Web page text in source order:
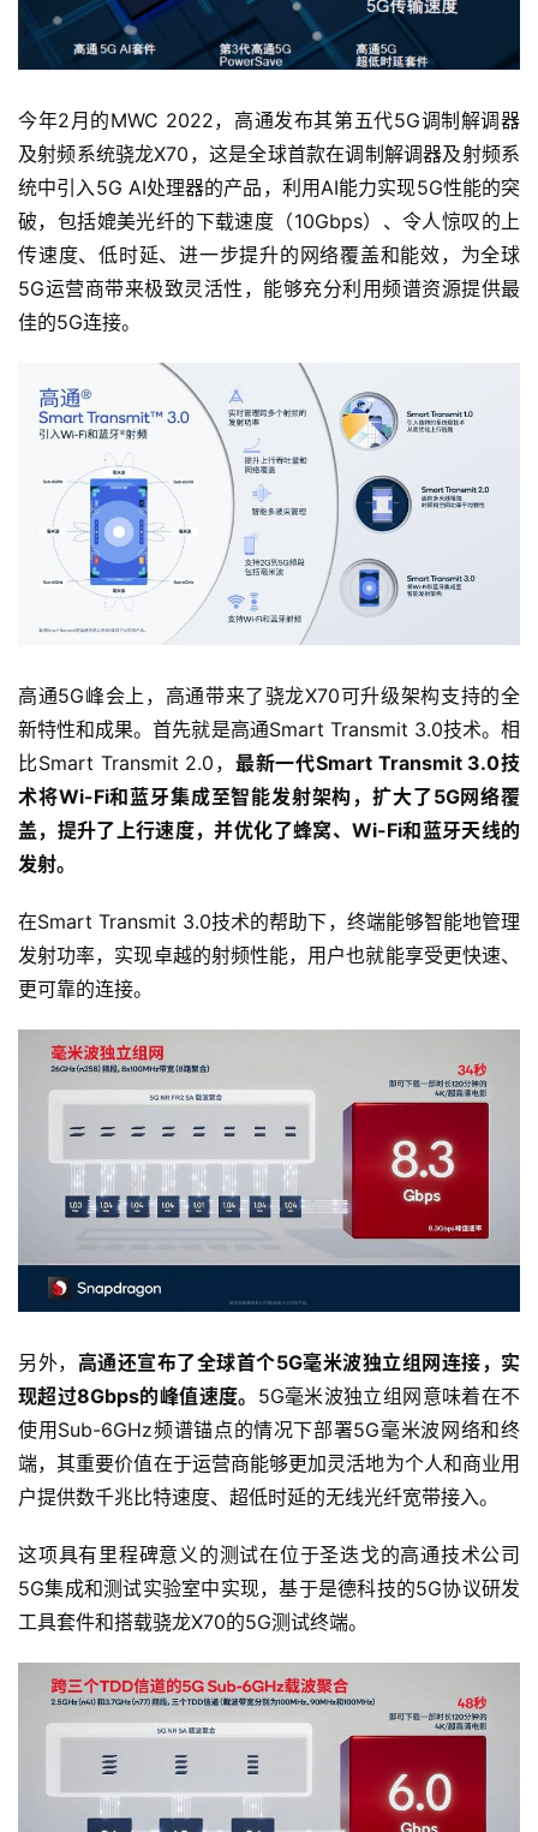
首
页
业
界
人
工
智
能
今年2月的MWC 2022，高通发布其第五代5G调制解调器
及射频系统骁龙X70，这是全球首款在调制解调器及射频系
统中引入5G AI处理器的产品，利用AI能力实现5G性能的突
破，包括媲美光纤的下载速度（10Gbps）、令人惊叹的上
传速度、低时延、进一步提升的网络覆盖和能效，为全球
5G运营商带来极致灵活性，能够充分利用频谱资源提供最
佳的5G连接。
高通5G峰会上，高通带来了骁龙X70可升级架构支持的全
新特性和成果。首先就是高通Smart Transmit 3.0技术。相
比Smart Transmit 2.0， 最新一代Smart Transmit 3.0技
术将Wi-Fi和蓝牙集成至智能发射架构，扩大了5G网络覆
盖，提升了上行速度，并优化了蜂窝、Wi-Fi和蓝牙天线的
发射。
在Smart Transmit 3.0技术的帮助下，终端能够智能地管理
发射功率，实现卓越的射频性能，用户也就能享受更快速、
更可靠的连接。
另外， 高通还宣布了全球首个5G毫米波独立组网连接，实
现超过8Gbps的峰值速度。 5G毫米波独立组网意味着在不
使用Sub-6GHz频谱锚点的情况下部署5G毫米波网络和终
端，其重要价值在于运营商能够更加灵活地为个人和商业用
户提供数千兆比特速度、超低时延的无线光纤宽带接入。
这项具有里程碑意义的测试在位于圣迭戈的高通技术公司
5G集成和测试实验室中实现，基于是德科技的5G协议研发
工具套件和搭载骁龙X70的5G测试终端。